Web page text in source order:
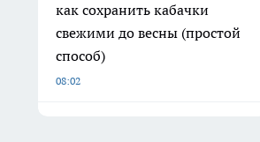
как сохранить кабачки
свежими до весны (простой
способ)
08:02